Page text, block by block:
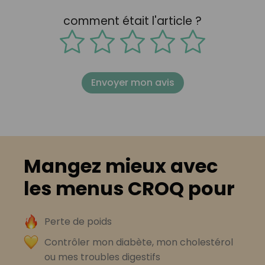
comment était l'article ?
Envoyer mon avis
Mangez mieux avec
les menus CROQ pour
Perte de poids
Contrôler mon diabète, mon cholestérol
ou mes troubles digestifs